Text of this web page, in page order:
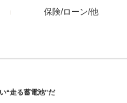
保険/ローン/他
“走る蓄電池”だ